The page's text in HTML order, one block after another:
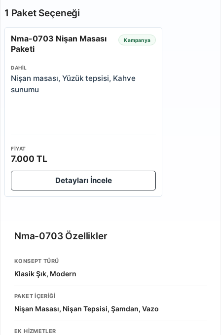
1 Paket Seçeneği
Nma-0703 Nişan Masası
Paketi
Kampanya
DAHIL
Nişan masası, Yüzük tepsisi, Kahve
sunumu
FIYAT
7.000 TL
Detayları İncele
Nma-0703 Özellikler
KONSEPT TÜRÜ
Klasik Şık, Modern
PAKET İÇERIĞI
Nişan Masası, Nişan Tepsisi, Şamdan, Vazo
EK HIZMETLER